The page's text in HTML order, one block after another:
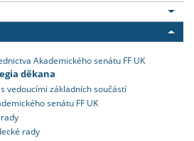
Akademického senátu FF UK
děkana
vedoucími základních součástí
senátu FF UK
rady